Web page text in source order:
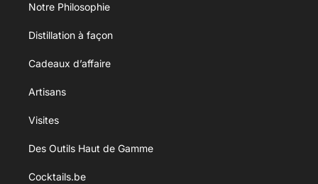
Notre Philosophie
Distillation à façon
Cadeaux d’affaire
Artisans
Visites
Des Outils Haut de Gamme
Cocktails.be